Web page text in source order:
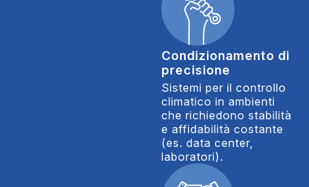
Condizionamento di
precisione
Sistemi per il controllo
climatico in ambienti
che richiedono stabilità
e affidabilità costante
(es. data center,
laboratori).